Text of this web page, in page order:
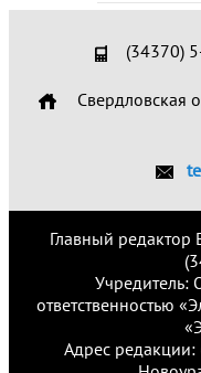
(34370)
Свердловская
Главный редактор
Учредитель:
ответственностью
Адрес редакции: